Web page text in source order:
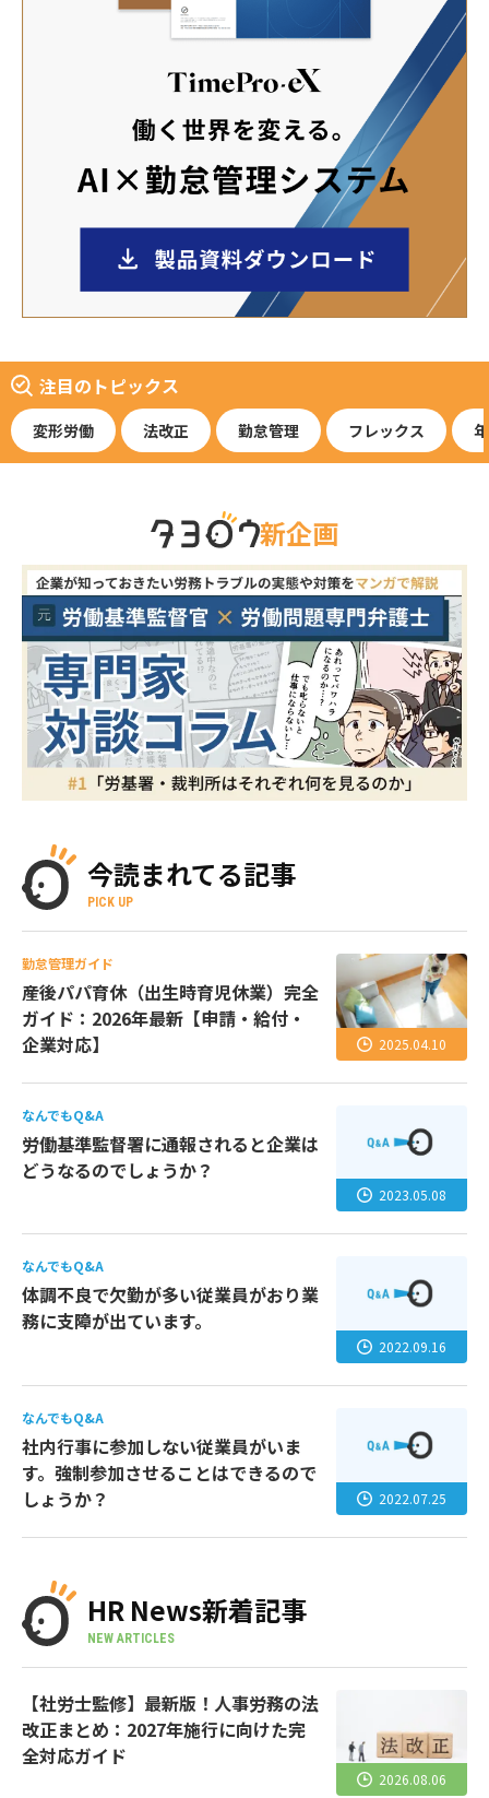
注目のトピックス
変形労働 法改正 勤怠管理 フレックス
新企画
今読まれてる記事
PICK UP
勤怠管理ガイド
産後パパ育休（出生時育児休業）完全
ガイド：2026年最新【申請・給付・
企業対応】
2025.04.10
なんでもQ&A
労働基準監督署に通報されると企業は
どうなるのでしょうか？
2023.05.08
なんでもQ&A
体調不良で欠勤が多い従業員がおり業
務に支障が出ています。
2022.09.16
なんでもQ&A
社内行事に参加しない従業員がいま
す。強制参加させることはできるので
しょうか？
2022.07.25
HR News新着記事
NEW ARTICLES
【社労士監修】最新版！人事労務の法
改正まとめ：2027年施行に向けた完
全対応ガイド
2026.08.06